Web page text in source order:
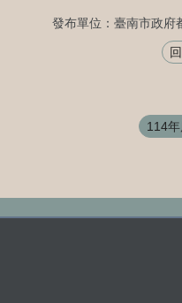
發布單位：臺南市政府
114